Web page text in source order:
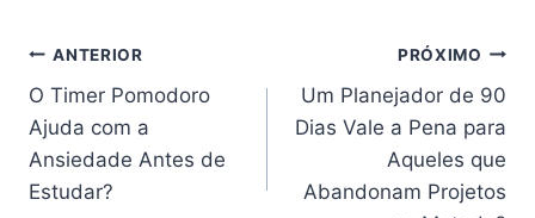
Navegação
de
Post
ANTERIOR
O Timer Pomodoro
Ajuda com a
Ansiedade Antes de
Estudar?
PRÓXIMO
Um Planejador de 90
Dias Vale a Pena para
Aqueles que
Abandonam Projetos